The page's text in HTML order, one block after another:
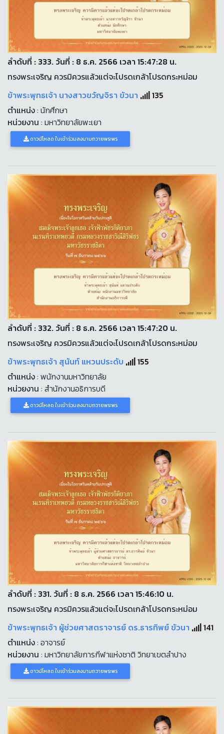
ลำดับที่ : 333. วันที่ : 8 ธ.ค. 2566 เวลา 15:47:28 น.
ทรงพระเจริญ ควรมิควรแล้วแต่จะโปรดเกล้าโปรดกระหม่อม
ข้าพระพุทธเจ้า นางสาวขวัญจิรา ขัวนา
135
ตำแหน่ง: นักศึกษา
หน่วยงาน : มหาวิทยาลัยพะเยา
ดาวน์โหลด ใบเข้าร่วมลงนามถวายพระพร
ลำดับที่ : 332. วันที่ : 8 ธ.ค. 2566 เวลา 15:47:20 น.
ทรงพระเจริญ ควรมิควรแล้วแต่จะโปรดเกล้าโปรดกระหม่อม
ข้าพระพุทธเจ้า สุนันท์ แหวนประดับ
155
ตำแหน่ง: พนักงานมหาวิทยาลัย
หน่วยงาน : สำนักงานอธิการบดี
ดาวน์โหลด ใบเข้าร่วมลงนามถวายพระพร
ลำดับที่ : 331. วันที่ : 8 ธ.ค. 2566 เวลา 15:46:10 น.
ทรงพระเจริญ ควรมิควรแล้วแต่จะโปรดเกล้าโปรดกระหม่อม
ข้าพระพุทธเจ้า ผู้ช่วยศาสตราจารย์ ดร.ธารทิพย์ ขัวนา
141
ตำแหน่ง: อาจารย์
หน่วยงาน : มหาวิทยาลัยการกีฬาแห่งชาติ วิทยาเขตลำปาง
ดาวน์โหลด ใบเข้าร่วมลงนามถวายพระพร